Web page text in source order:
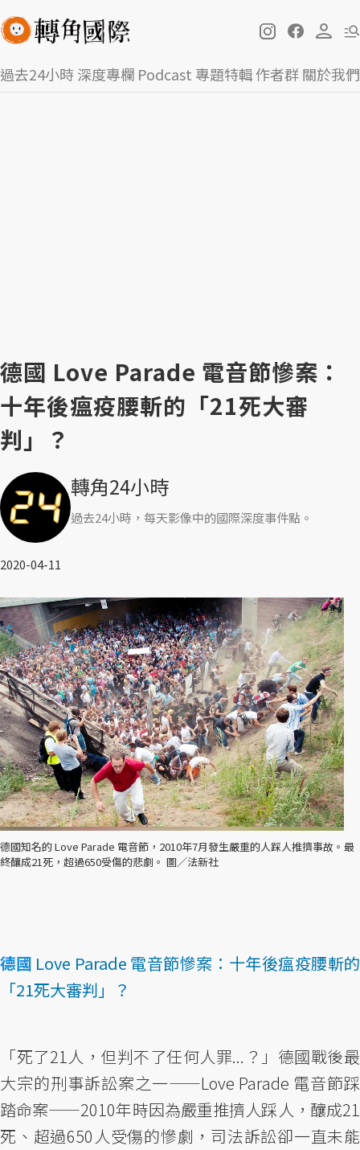
過去24小時深度專欄 Podcast 專題特輯作者群關於我們
德國 Love Parade 電音節慘案：
十年後瘟疫腰斬的「21死大審
判」？
轉角24小時
過去24小時，每天影像中的國際深度事件點。
2020-04-11
德國知名的 Love Parade 電音節，2010年7月發生嚴重的人踩人推擠事故。最
終釀成21死，超過650受傷的悲劇。 圖／法新社
德國 Love Parade 電音節慘案：十年後瘟疫腰斬的
「21死大審判」？
「死了21人，但判不了任何人罪...？」德國戰後最
大宗的刑事訴訟案之一——Love Parade 電音節踩
踏命案——2010年時因為嚴重推擠人踩人，釀成21
死、超過650人受傷的慘劇，司法訴訟卻一直未能